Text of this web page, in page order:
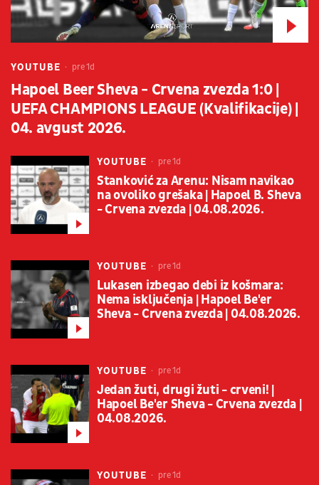
YOUTUBE pre 1d
Hapoel Beer Sheva - Crvena zvezda 1:0 |
UEFA CHAMPIONS LEAGUE (Kvalifikacije) |
04. avgust 2026.
YOUTUBE pre 1d
Stanković za Arenu: Nisam navikao
na ovoliko grešaka | Hapoel B. Sheva
- Crvena zvezda | 04.08.2026.
YOUTUBE pre 1d
Lukasen izbegao debi iz košmara:
Nema isključenja | Hapoel Be'er
Sheva - Crvena zvezda | 04.08.2026.
YOUTUBE pre 1d
Jedan žuti, drugi žuti - crveni! |
Hapoel Be'er Sheva - Crvena zvezda |
04.08.2026.
YOUTUBE pre 1d